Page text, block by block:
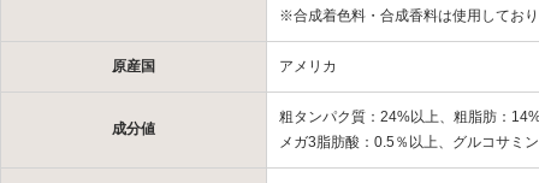
※合成着色料・合成香料は使用してお
原産国 アメリカ
成分値
粗タンパク質：24%以上、粗脂肪：
メガ3脂肪酸：0.5％以上、グルコサミ